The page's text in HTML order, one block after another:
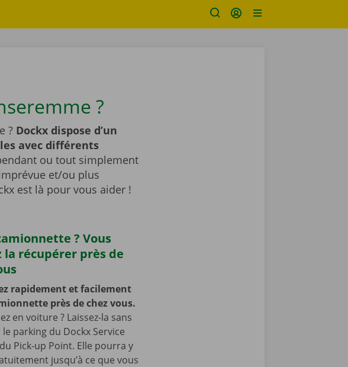
?
? Dockx dispose d’un
avec différents
ou tout simplement
et/ou plus
est là pour vous aider !
? Vous
la récupérer près de
rapidement et facilement
près de chez vous.
en voiture ? Laissez-la sans
parking du Dockx Service
Pick-up Point. Elle pourra y
jusqu’à ce que vous